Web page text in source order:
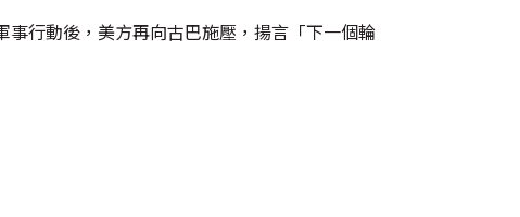
行動後，美方再向古巴施壓，揚言「下一個輪